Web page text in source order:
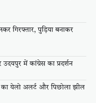
गिरफ्तार, पुड़िया बनाकर
में कांग्रेस का प्रदर्शन
येलो अलर्ट और पिछोला झील